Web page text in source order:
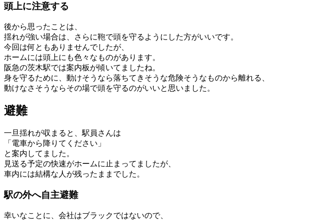
頭上に注意する
後から思ったことは、
揺れが強い場合は、さらに鞄で頭を守るようにした方がいいです。
今回は何ともありませんでしたが、
ホームには頭上にも色々なものがあります。
阪急の茨木駅では案内板が傾いてましたね。
身を守るために、動けそうなら落ちてきそうな危険そうなものから離れる、
動けなさそうならその場で頭を守るのがいいと思いました。
避難
一旦揺れが収まると、駅員さんは
「電車から降りてください」
と案内してました。
見送る予定の快速がホームに止まってましたが、
車内には結構な人が残ったままでした。
駅の外へ自主避難
幸いなことに、会社はブラックではないので、